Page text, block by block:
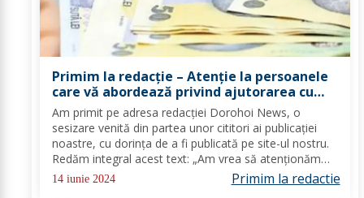
Primim la redacție – Atenție la persoanele
care vă abordează privind ajutorarea cu
bani!
Am primit pe adresa redacției Dorohoi News, o
sesizare venită din partea unor cititori ai publicației
noastre, cu dorința de a fi publicată pe site-ul nostru.
Redăm integral acest text: „Am vrea să atenționăm
locuitorii orașului Dorohoi să acorde mai multă
atenție persoanelor care îi abordează...
14 iunie 2024 Primim la redactie